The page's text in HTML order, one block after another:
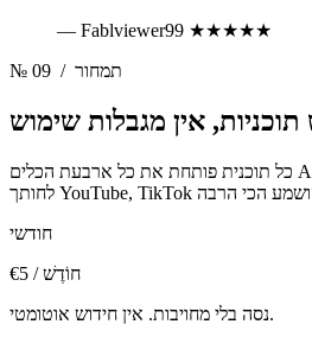
— Fablviewer99 ★★★★★
№ 09
/ תמחור
כל תוכנית פותחת את כל ארבעת הכלים AppsGolem — Twitch בנוסף
חודשי
€5
/ חוֹדֶשׁ
נסה בלי מחויבות. אין חידוש אוטומטי.